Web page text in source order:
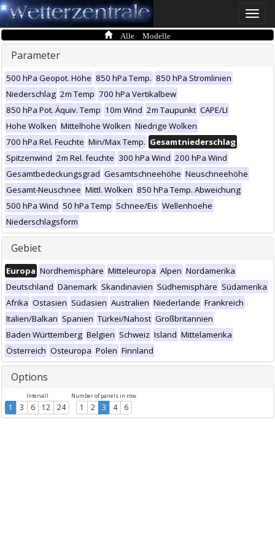
Toggle
Alle Modelle
Parameter
500 hPa Geopot. Höhe 850 hPa Temp. 850 hPa Stromlinien
Niederschlag 2m Temp 700 hPa Vertikalbew
850 hPa Pot. Äquiv. Temp 10m Wind 2m Taupunkt CAPE/LI
Hohe Wolken Mittelhohe Wolken Niedrige Wolken
700 hPa Rel. Feuchte Min/Max Temp. Gesamtniederschlag
Spitzenwind 2m Rel. feuchte 300 hPa Wind 200 hPa Wind
Gesamtbedeckungsgrad Gesamtschneehöhe Neuschneehöhe
Gesamt-Neuschnee Mittl. Wolken 850 hPa Temp. Abweichung
500 hPa Wind 50 hPa Temp Schnee/Eis Wellenhoehe
Niederschlagsform
Gebiet
Europa Nordhemisphäre Mitteleuropa Alpen Nordamerika
Deutschland Dänemark Skandinavien Südhemisphäre Südamerika
Afrika Ostasien Südasien Australien Niederlande Frankreich
Italien/Balkan Spanien Türkei/Nahost Großbritannien
Baden Württemberg Belgien Schweiz Island Mittelamerika
Österreich Osteuropa Polen Finnland
Options
Intervall
1 3 6 12 24
Number of panels in row
1 2 3 4 6